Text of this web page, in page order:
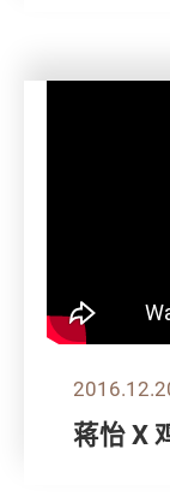
蒋怡 X